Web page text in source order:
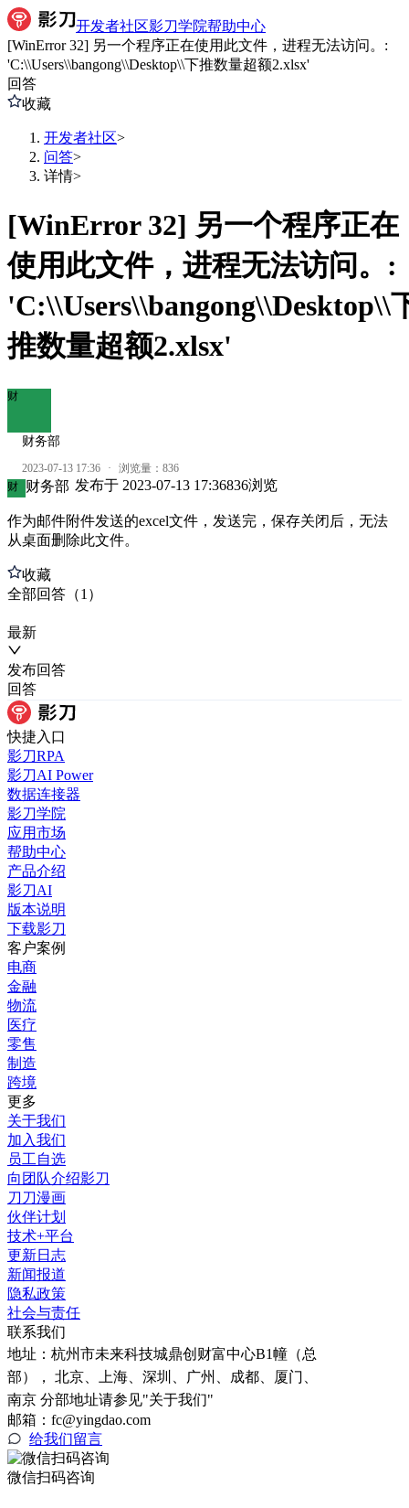
开发者社区影刀学院帮助中心
[WinError 32] 另一个程序正在使用此文件，进程无法访问。:
'C:\\Users\\bangong\\Desktop\\下推数量超额2.xlsx'
回答
收藏
开发者社区>
问答>
详情>
[WinError 32] 另一个程序正在
使用此文件，进程无法访问。:
'C:\\Users\\bangong\\Desktop\\
推数量超额2.xlsx'
财
财务部
2023-07-13 17:36 · 浏览量： 836
财
财务部 发布于 2023-07-13 17:36836浏览
作为邮件附件发送的excel文件，发送完，保存关闭后，无法
从桌面删除此文件。
收藏
全部回答 （1 ）
最新
发布回答
回答
快捷入口
影刀RPA
影刀AI Power
数据连接器
影刀学院
应用市场
帮助中心
产品介绍
影刀AI
版本说明
下载影刀
客户案例
电商
金融
物流
医疗
零售
制造
跨境
更多
关于我们
加入我们
员工自选
向团队介绍影刀
刀刀漫画
伙伴计划
技术+平台
更新日志
新闻报道
隐私政策
社会与责任
联系我们
地址： 杭州市未来科技城鼎创财富中心B1幢（总
部）， 北京、上海、深圳、广州、成都、厦门、
南京 分部地址请参见"关于我们"
邮箱：fc@yingdao.com
给我们留言
微信扫码咨询